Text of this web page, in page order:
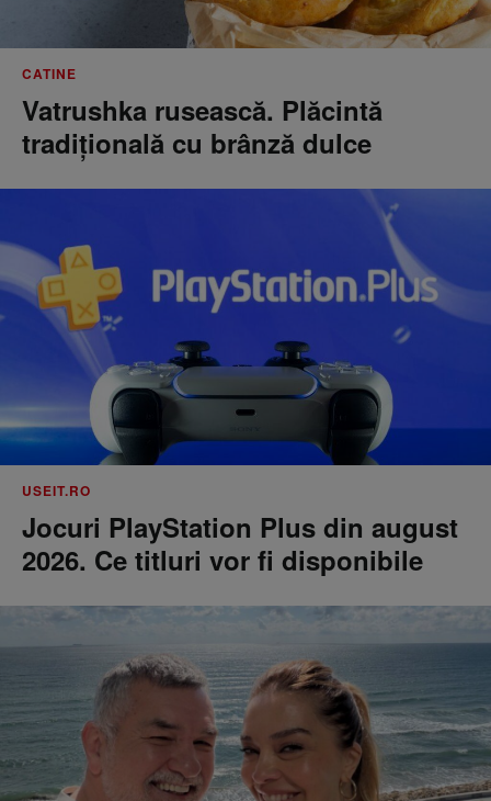
CATINE
Vatrushka rusească. Plăcintă
tradițională cu brânză dulce
USEIT.RO
Jocuri PlayStation Plus din august
2026. Ce titluri vor fi disponibile